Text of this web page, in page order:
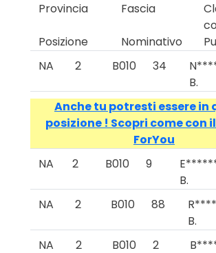
Provincia
Fascia
Posizione
Nominativo
NA
2 B010 34
B.
Anche tu potresti essere in
posizione ! Scopri come con
ForYou
NA
2 B010 9
B.
NA 2 B010 88
B.
NA 2 B010 2